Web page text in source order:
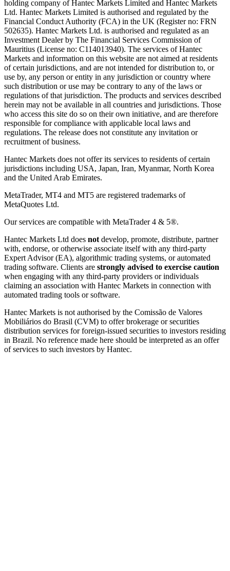
holding company of Hantec Markets Limited and Hantec Markets
Ltd. Hantec Markets Limited is authorised and regulated by the
Financial Conduct Authority (FCA) in the UK (Register no: FRN
502635). Hantec Markets Ltd. is authorised and regulated as an
Investment Dealer by The Financial Services Commission of
Mauritius (License no: C114013940). The services of Hantec
Markets and information on this website are not aimed at residents
of certain jurisdictions, and are not intended for distribution to, or
use by, any person or entity in any jurisdiction or country where
such distribution or use may be contrary to any of the laws or
regulations of that jurisdiction. The products and services described
herein may not be available in all countries and jurisdictions. Those
who access this site do so on their own initiative, and are therefore
responsible for compliance with applicable local laws and
regulations. The release does not constitute any invitation or
recruitment of business.
Hantec Markets does not offer its services to residents of certain
jurisdictions including USA, Japan, Iran, Myanmar, North Korea
and the United Arab Emirates.
MetaTrader, MT4 and MT5 are registered trademarks of
MetaQuotes Ltd.
Our services are compatible with MetaTrader 4 & 5®.
Hantec Markets Ltd does not develop, promote, distribute, partner
with, endorse, or otherwise associate itself with any third-party
Expert Advisor (EA), algorithmic trading systems, or automated
trading software. Clients are strongly advised to exercise caution
when engaging with any third-party providers or individuals
claiming an association with Hantec Markets in connection with
automated trading tools or software.
Hantec Markets is not authorised by the Comissão de Valores
Mobiliários do Brasil (CVM) to offer brokerage or securities
distribution services for foreign-issued securities to investors residing
in Brazil. No reference made here should be interpreted as an offer
of services to such investors by Hantec.